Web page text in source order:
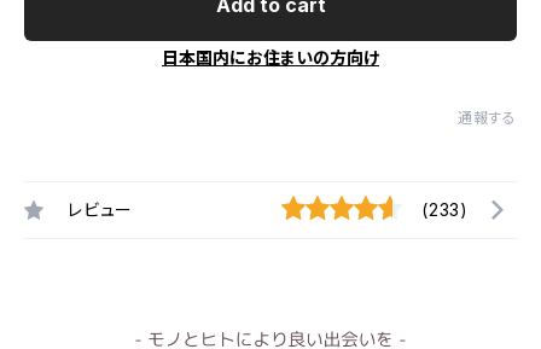
Add to cart
日本国内にお住まいの方向け
通報する
レビュー (233)